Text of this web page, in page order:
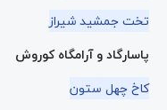
تخت جمشید شیراز
پاسارگاد و آرامگاه کوروش
کاخ چهل‌ ستون